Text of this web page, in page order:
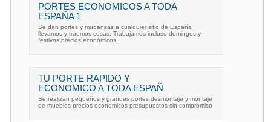
PORTES ECONOMICOS A TODA
ESPAÑA 1
Se dan portes y mudanzas a cualquier sitio de España
llevamos y traemos cosas. Trabajamos incluso domingos y
festivos precios económicos.
TU PORTE RAPIDO Y
ECONOMICO A TODA ESPAÑ
Se realizan pequeños y grandes portes desmontaje y montaje
de muebles precios economicos presupuestos sin compromiso